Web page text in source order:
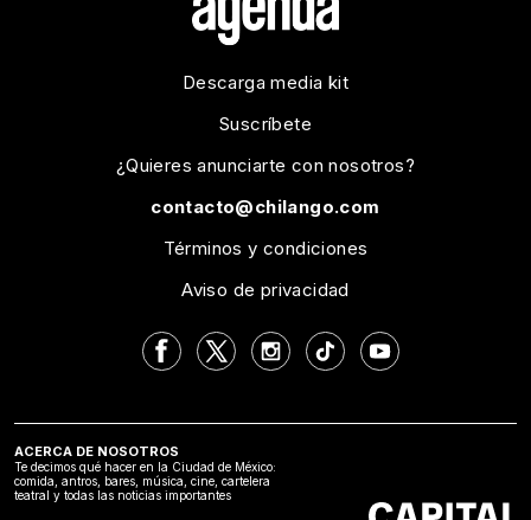
Descarga media kit
Suscríbete
¿Quieres anunciarte con nosotros?
contacto@chilango.com
Términos y condiciones
Aviso de privacidad
ACERCA DE NOSOTROS
Te decimos qué hacer en la Ciudad de México:
comida, antros, bares, música, cine, cartelera
teatral y todas las noticias importantes